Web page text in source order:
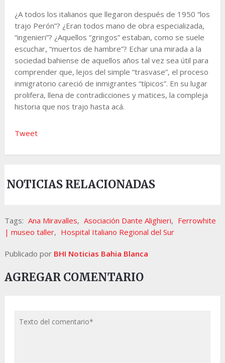
¿A todos los italianos que llegaron después de 1950 “los
trajo Perón”? ¿Eran todos mano de obra especializada,
“ingenieri”? ¿Aquellos “gringos” estaban, como se suele
escuchar, “muertos de hambre”? Echar una mirada a la
sociedad bahiense de aquellos años tal vez sea útil para
comprender que, lejos del simple “trasvase”, el proceso
inmigratorio careció de inmigrantes “típicos”. En su lugar
prolifera, llena de contradicciones y matices, la compleja
historia que nos trajo hasta acá.
Tweet
NOTICIAS RELACIONADAS
Tags: Ana Miravalles, Asociación Dante Alighieri, Ferrowhite
| museo taller, Hospital Italiano Regional del Sur
Publicado por BHI Noticias Bahia Blanca
AGREGAR COMENTARIO